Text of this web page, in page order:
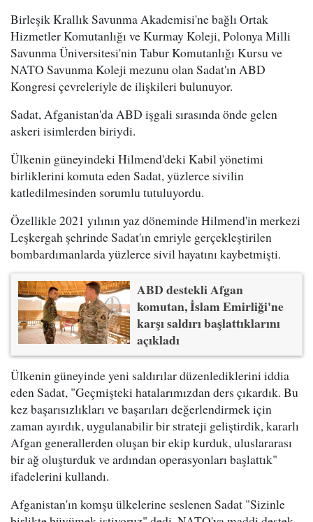
Birleşik Krallık Savunma Akademisi'ne bağlı Ortak
Hizmetler Komutanlığı ve Kurmay Koleji, Polonya Milli
Savunma Üniversitesi'nin Tabur Komutanlığı Kursu ve
NATO Savunma Koleji mezunu olan Sadat'ın ABD
Kongresi çevreleriyle de ilişkileri bulunuyor.
Sadat, Afganistan'da ABD işgali sırasında önde gelen
askeri isimlerden biriydi.
Ülkenin güneyindeki Hilmend'deki Kabil yönetimi
birliklerini komuta eden Sadat, yüzlerce sivilin
katledilmesinden sorumlu tutuluyordu.
Özellikle 2021 yılının yaz döneminde Hilmend'in merkezi
Leşkergah şehrinde Sadat'ın emriyle gerçekleştirilen
bombardımanlarda yüzlerce sivil hayatını kaybetmişti.
ABD destekli Afgan
komutan, İslam Emirliği'ne
karşı saldırı başlattıklarını
açıkladı
Ülkenin güneyinde yeni saldırılar düzenlediklerini iddia
eden Sadat, "Geçmişteki hatalarımızdan ders çıkardık. Bu
kez başarısızlıkları ve başarıları değerlendirmek için
zaman ayırdık, uygulanabilir bir strateji geliştirdik, kararlı
Afgan generallerden oluşan bir ekip kurduk, uluslararası
bir ağ oluşturduk ve ardından operasyonları başlattık"
ifadelerini kullandı.
Afganistan'ın komşu ülkelerine seslenen Sadat "Sizinle